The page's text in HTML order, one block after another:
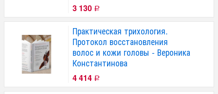
3 130 Р
Практическая трихология.
Протокол восстановления
волос и кожи головы - Вероника
Константинова
4 414 Р